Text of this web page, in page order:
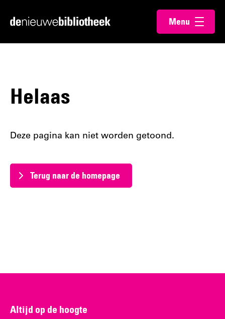
direct
direct
Ga
Menu
openen
Helaas
Deze pagina kan niet worden getoond.
Terug naar de homepage
Altijd op de hoogte